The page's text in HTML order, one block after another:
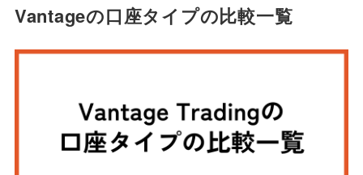
口座タイプごとに最低入金額が異なる
口座タイプごとに最大レバレッジが異なる
RAW ECN口座は1ロットあたり往復900円の手数
プレミアム口座はボーナスが活用できない
Vantageの各口座タイプにおすすめのトレーダー
Vantageの口座タイプの比較一覧